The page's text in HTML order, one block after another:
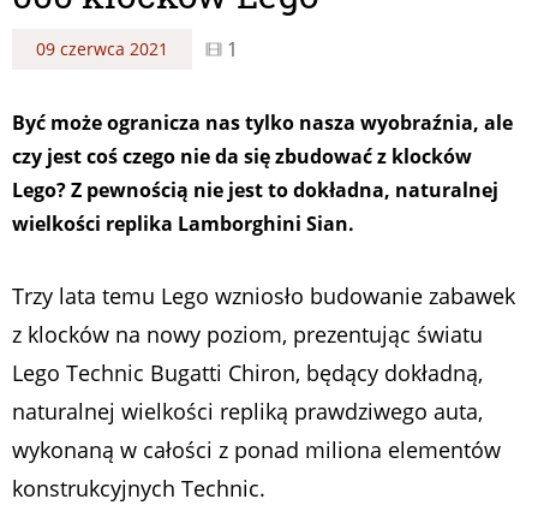
09 czerwca 2021 1
Być może ogranicza nas tylko nasza wyobraźnia, ale
czy jest coś czego nie da się zbudować z klocków
Lego? Z pewnością nie jest to dokładna, naturalnej
wielkości replika Lamborghini Sian.
Trzy lata temu Lego wzniosło budowanie zabawek
z klocków na nowy poziom, prezentując światu
Lego Technic Bugatti Chiron, będący dokładną,
naturalnej wielkości repliką prawdziwego auta,
wykonaną w całości z ponad miliona elementów
konstrukcyjnych Technic.